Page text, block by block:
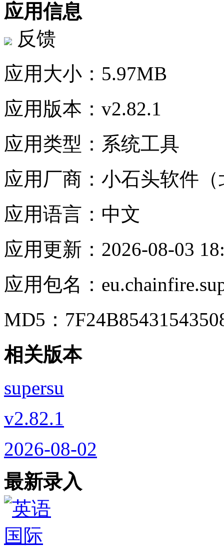
应用信息
反馈
应用大小： 5.97MB
应用版本： v2.82.1
应用类型： 系统工具
应用厂商： 小石头软件
应用语言： 中文
应用更新： 2026-08-03
应用包名：
MD5：
相关版本
supersu
v2.82.1
2026-08-02
最新录入